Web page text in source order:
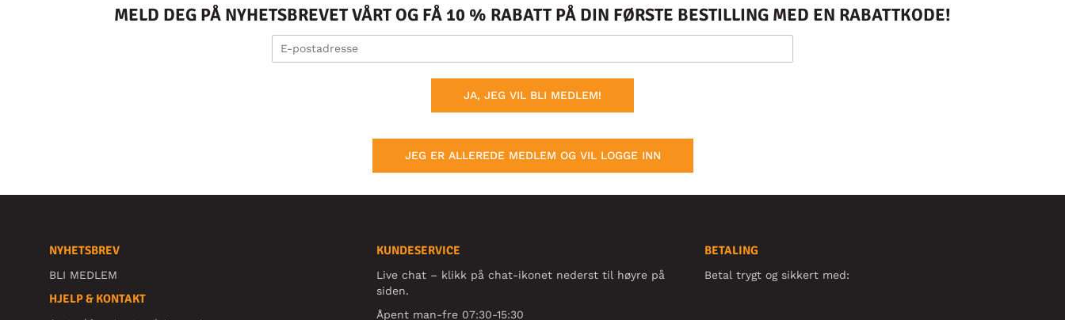
MELD DEG PÅ NYHETSBREVET VÅRT OG FÅ 10 % RABATT PÅ DIN FØRSTE BESTILLING MED EN RABATTKODE!
JA, JEG VIL BLI MEDLEM!
JEG ER ALLEREDE MEDLEM OG VIL LOGGE INN
NYHETSBREV
BLI MEDLEM
HJELP & KONTAKT
KUNDESERVICE
Live chat – klikk på chat-ikonet nederst til høyre på
siden.
Åpent man-fre 07:30-15:30
BETALING
Betal trygt og sikkert med: